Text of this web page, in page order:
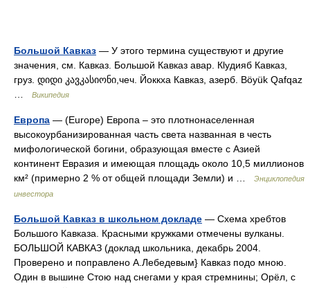
Большой Кавказ — У этого термина существуют и другие
значения, см. Кавказ. Большой Кавказ авар. Кlудияб Кавказ,
груз. დიდი კავკასიონი,чеч. Йоккха Кавказ, азерб. Böyük Qafqaz
Википедия
Европа — (Europe) Европа – это плотнонаселенная
высокоурбанизированная часть света названная в честь
мифологической богини, образующая вместе с Азией
континент Евразия и имеющая площадь около 10,5 миллионов
км² (примерно 2 % от общей площади Земли) и …
Энциклопедия
инвестора
Большой Кавказ в школьном докладе — Схема хребтов
Большого Кавказа. Красными кружками отмечены вулканы.
БОЛЬШОЙ КАВКАЗ (доклад школьника, декабрь 2004.
Проверено и поправлено А.Лебедевым} Кавказ подо мною.
Один в вышине Стою над снегами у края стремнины; Орёл, с